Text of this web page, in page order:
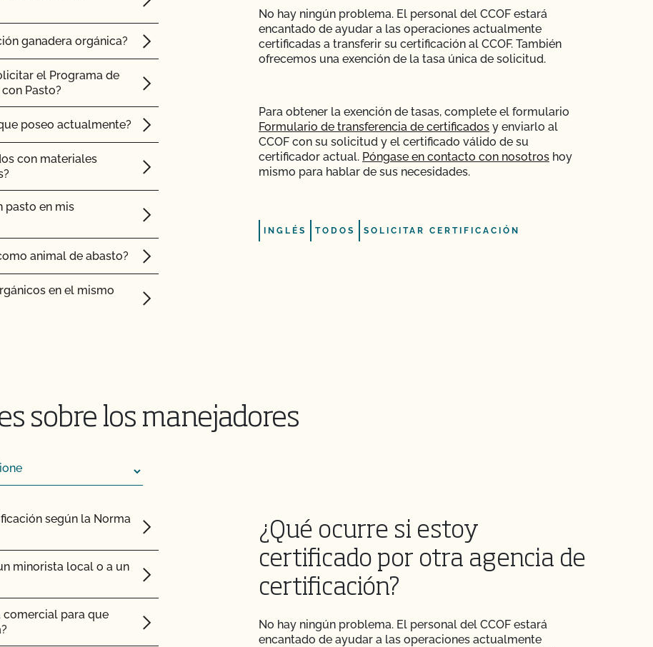
del Estado de
ganadera orgánica?
el Programa de
Pasto?
poseo actualmente?
con materiales
pasto en mis
animal de abasto?
en el mismo
mantener su condición
mis animales
animales?
postes de mi valla o
No hay ningún problema. El personal del CCOF estará
encantado de ayudar a las operaciones actualmente
certificadas a transferir su certificación al CCOF. También
ofrecemos una exención de la tasa única de solicitud.
Para obtener la exención de tasas, complete el formulario
Formulario de transferencia de certificados y enviarlo al
CCOF con su solicitud y el certificado válido de su
certificador actual. Póngase en contacto con nosotros hoy
mismo para hablar de sus necesidades.
INGLÉS TODOS SOLICITAR CERTIFICACIÓN
sobre los manejadores
según la Norma
minorista local o a un
comercial para que
¿Qué ocurre si estoy
certificado por otra agencia de
certificación?
No hay ningún problema. El personal del CCOF estará
encantado de ayudar a las operaciones actualmente